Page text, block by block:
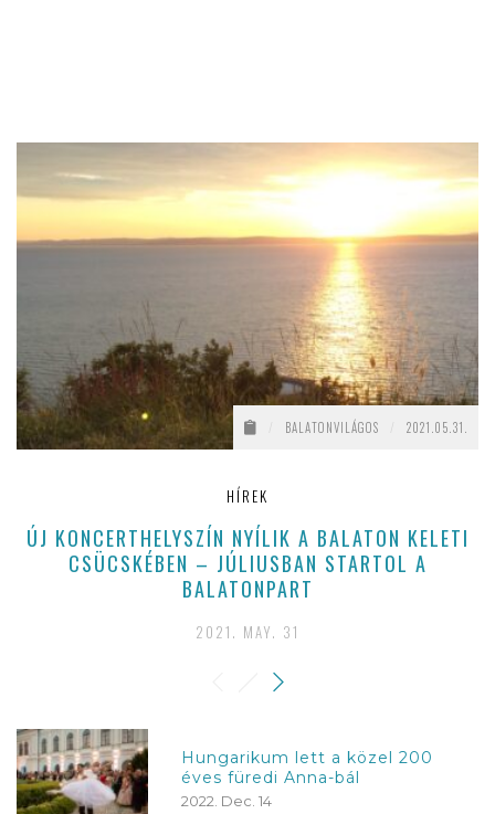
BALATONVILÁGOS 2021.05.31.
HÍREK
ÚJ KONCERTHELYSZÍN NYÍLIK A BALATON KELETI
CSÜCSKÉBEN – JÚLIUSBAN STARTOL A
BALATONPART
2021. MAY. 31
Hungarikum lett a közel 200
éves füredi Anna-bál
2022. Dec. 14